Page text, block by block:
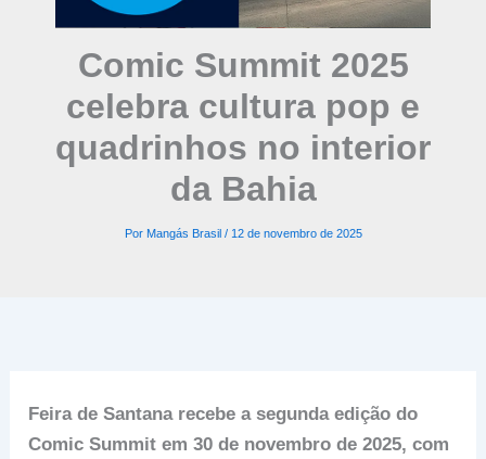
Comic Summit 2025
celebra cultura pop e
quadrinhos no interior
da Bahia
Por Mangás Brasil / 12 de novembro de 2025
Feira de Santana recebe a segunda edição do
Comic Summit em 30 de novembro de 2025, com